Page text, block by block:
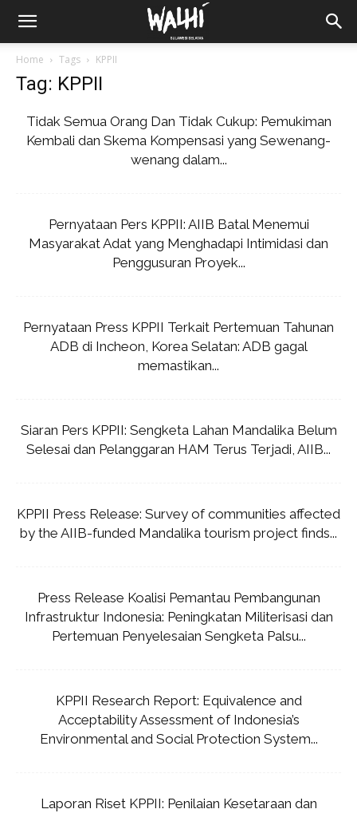
Home Tags KPPII
Tag: KPPII
Tidak Semua Orang Dan Tidak Cukup: Pemukiman
Kembali dan Skema Kompensasi yang Sewenang-
wenang dalam...
Pernyataan Pers KPPII: AIIB Batal Menemui
Masyarakat Adat yang Menghadapi Intimidasi dan
Penggusuran Proyek...
Pernyataan Press KPPII Terkait Pertemuan Tahunan
ADB di Incheon, Korea Selatan: ADB gagal
memastikan...
Siaran Pers KPPII: Sengketa Lahan Mandalika Belum
Selesai dan Pelanggaran HAM Terus Terjadi, AIIB...
KPPII Press Release: Survey of communities affected
by the AIIB-funded Mandalika tourism project finds...
Press Release Koalisi Pemantau Pembangunan
Infrastruktur Indonesia: Peningkatan Militerisasi dan
Pertemuan Penyelesaian Sengketa Palsu...
KPPII Research Report: Equivalence and
Acceptability Assessment of Indonesia’s
Environmental and Social Protection System...
Laporan Riset KPPII: Penilaian Kesetaraan dan